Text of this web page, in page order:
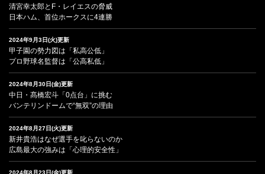
清宮幸太郎とF・レイエスの脅威
日本ハム、首位ホークスに4連勝
2024年9月3日(火)更新
甲子園の勢力図は「私高公低」
プロ野球名監督は「公高私低」
2024年8月30日(金)更新
中日・髙橋宏斗「0点台」に挑む
バンテリンドームで“無双”の理由
2024年8月27日(火)更新
新井貴浩はなぜ選手を叱らないのか
広島最大の強みは「心理的安全性」
2024年8月23日(金)更新